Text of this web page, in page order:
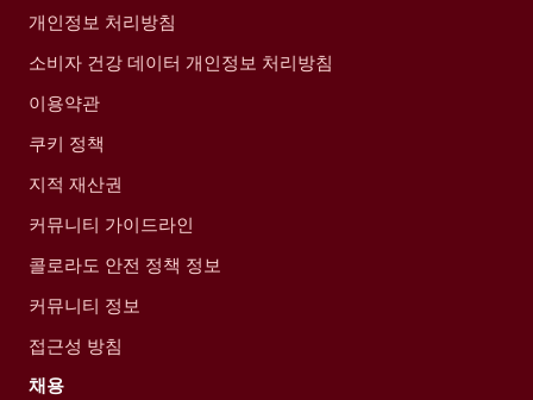
개인정보 처리방침
소비자 건강 데이터 개인정보 처리방침
이용약관
쿠키 정책
지적 재산권
커뮤니티 가이드라인
콜로라도 안전 정책 정보
커뮤니티 정보
접근성 방침
채용